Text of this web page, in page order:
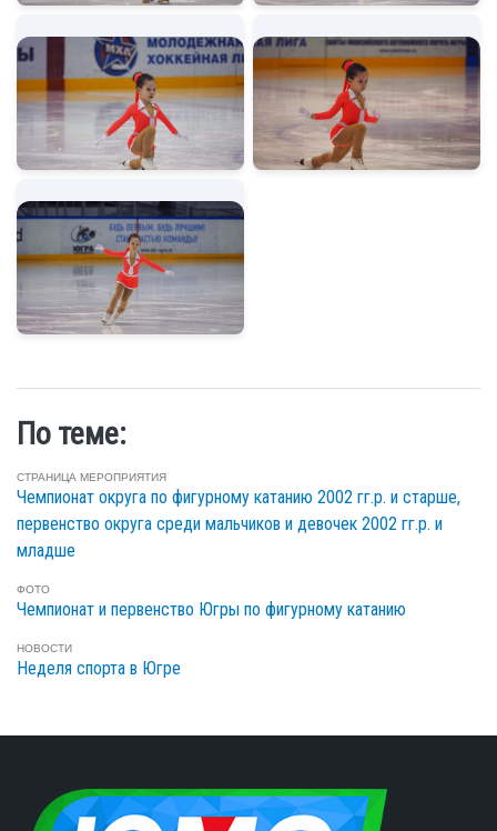
По теме:
СТРАНИЦА МЕРОПРИЯТИЯ
Чемпионат округа по фигурному катанию 2002 гг.р. и старше,
первенство округа среди мальчиков и девочек 2002 гг.р. и
младше
ФОТО
Чемпионат и первенство Югры по фигурному катанию
НОВОСТИ
Неделя спорта в Югре